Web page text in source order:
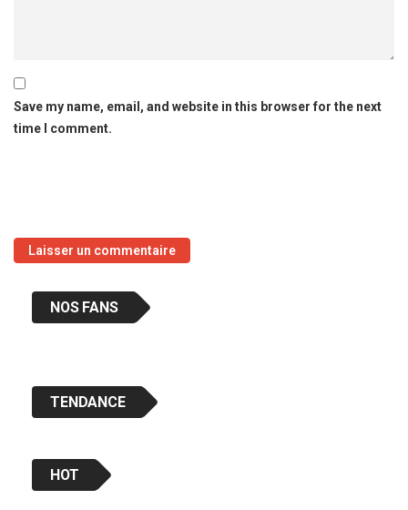
Save my name, email, and website in this browser for the next
time I comment.
NOS FANS
TENDANCE
HOT